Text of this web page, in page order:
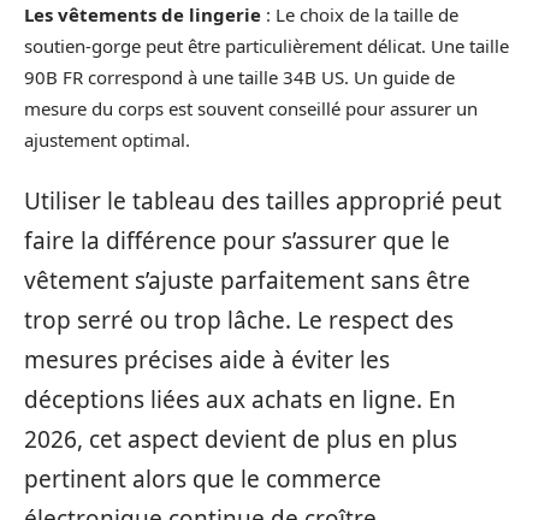
Les vêtements de lingerie : Le choix de la taille de
soutien-gorge peut être particulièrement délicat. Une taille
90B FR correspond à une taille 34B US. Un guide de
mesure du corps est souvent conseillé pour assurer un
ajustement optimal.
Utiliser le tableau des tailles approprié peut
faire la différence pour s’assurer que le
vêtement s’ajuste parfaitement sans être
trop serré ou trop lâche. Le respect des
mesures précises aide à éviter les
déceptions liées aux achats en ligne. En
2026, cet aspect devient de plus en plus
pertinent alors que le commerce